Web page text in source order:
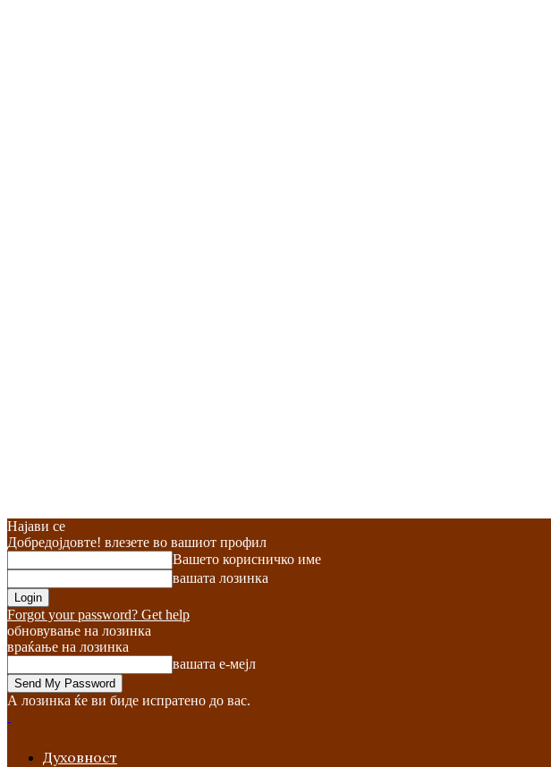
Најави се
Добредојдовте! влезете во вашиот профил
Вашето корисничко име
вашата лозинка
Forgot your password? Get help
обновување на лозинка
враќање на лозинка
вашата е-мејл
А лозинка ќе ви биде испратено до вас.
Духовност